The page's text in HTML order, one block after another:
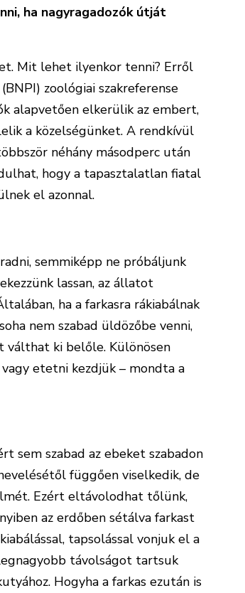
ha nagyragadozók útját
Mit lehet ilyenkor tenni? Erről
zoológiai szakreferense
alapvetően elkerülik az embert,
a közelségünket. A rendkívül
néhány másodperc után
hogy a tapasztalatlan fiatal
el azonnal.
semmiképp ne próbáljunk
lassan, az állatot
ha a farkasra rákiabálnak
nem szabad üldözőbe venni,
válthat ki belőle. Különösen
etetni kezdjük – mondta a
sem szabad az ebeket szabadon
függően viselkedik, de
Ezért eltávolodhat tőlünk,
az erdőben sétálva farkast
tapsolással vonjuk el a
távolságot tartsuk
Hogyha a farkas ezután is